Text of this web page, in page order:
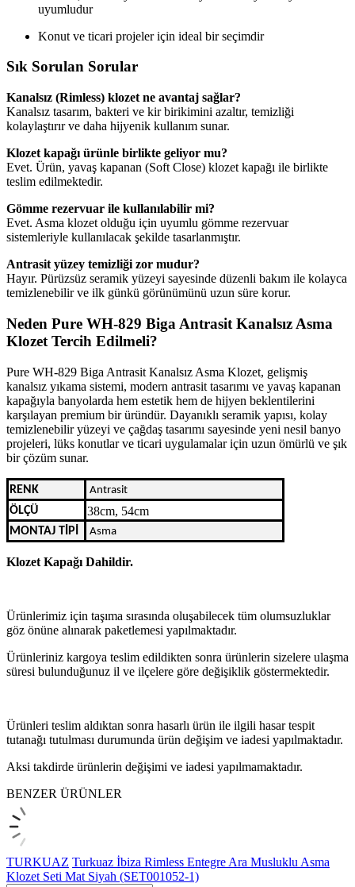
uyumludur
Konut ve ticari projeler için ideal bir seçimdir
Sık Sorulan Sorular
Kanalsız (Rimless) klozet ne avantaj sağlar?
Kanalsız tasarım, bakteri ve kir birikimini azaltır, temizliği
kolaylaştırır ve daha hijyenik kullanım sunar.
Klozet kapağı ürünle birlikte geliyor mu?
Evet. Ürün, yavaş kapanan (Soft Close) klozet kapağı ile birlikte
teslim edilmektedir.
Gömme rezervuar ile kullanılabilir mi?
Evet. Asma klozet olduğu için uyumlu gömme rezervuar
sistemleriyle kullanılacak şekilde tasarlanmıştır.
Antrasit yüzey temizliği zor mudur?
Hayır. Pürüzsüz seramik yüzeyi sayesinde düzenli bakım ile kolayca
temizlenebilir ve ilk günkü görünümünü uzun süre korur.
Neden Pure WH-829 Biga Antrasit Kanalsız Asma
Klozet Tercih Edilmeli?
Pure WH-829 Biga Antrasit Kanalsız Asma Klozet, gelişmiş
kanalsız yıkama sistemi, modern antrasit tasarımı ve yavaş kapanan
kapağıyla banyolarda hem estetik hem de hijyen beklentilerini
karşılayan premium bir üründür. Dayanıklı seramik yapısı, kolay
temizlenebilir yüzeyi ve çağdaş tasarımı sayesinde yeni nesil banyo
projeleri, lüks konutlar ve ticari uygulamalar için uzun ömürlü ve şık
bir çözüm sunar.
RENK Antrasit
ÖLÇÜ 38cm, 54cm
MONTAJ TİPİ Asma
Klozet Kapağı Dahildir.
Ürünlerimiz için taşıma sırasında oluşabilecek tüm olumsuzluklar
göz önüne alınarak paketlemesi yapılmaktadır.
Ürünleriniz kargoya teslim edildikten sonra ürünlerin sizelere ulaşma
süresi bulunduğunuz il ve ilçelere göre değişiklik göstermektedir.
Ürünleri teslim aldıktan sonra hasarlı ürün ile ilgili hasar tespit
tutanağı tutulması durumunda ürün değişim ve iadesi yapılmaktadır.
Aksi takdirde ürünlerin değişimi ve iadesi yapılmamaktadır.
BENZER ÜRÜNLER
TURKUAZ Turkuaz İbiza Rimless Entegre Ara Musluklu Asma
Klozet Seti Mat Siyah (SET001052-1)